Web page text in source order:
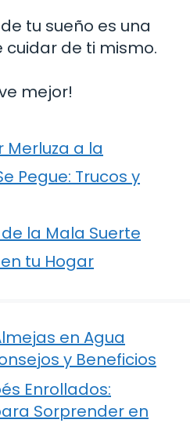
tu sueño es una
de ti mismo.
mejor!
Merluza a la
Pegue: Trucos y
de la Mala Suerte
tu Hogar
en Agua
y Beneficios
Enrollados:
Sorprender en